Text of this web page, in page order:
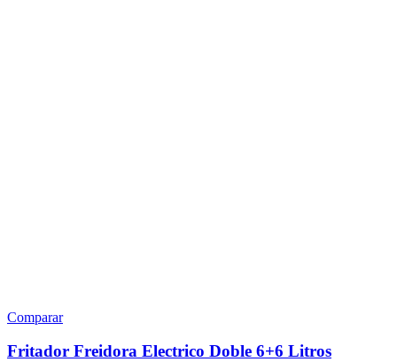
Comparar
Fritador Freidora Electrico Doble 6+6 Litros